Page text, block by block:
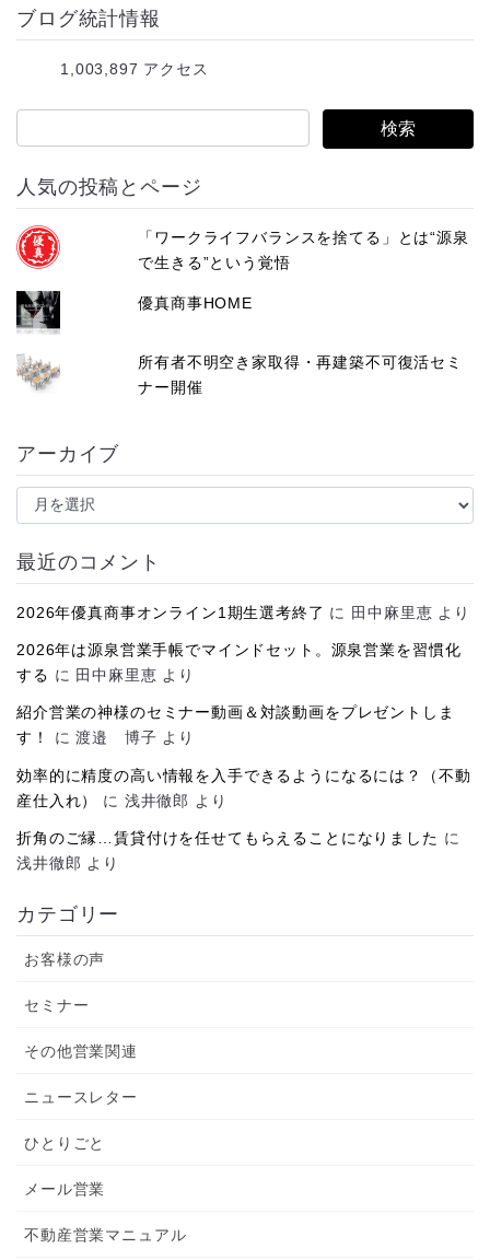
ド
ブログ統計情報
1,003,897 アクセス
人気の投稿とページ
「ワークライフバランスを捨てる」とは“源泉
で生きる”という覚悟
優真商事HOME
所有者不明空き家取得・再建築不可復活セミ
ナー開催
アーカイブ
ア
イ
ブ
最近のコメント
2026年優真商事オンライン1期生選考終了 に 田中麻里恵 より
2026年は源泉営業手帳でマインドセット。源泉営業を習慣化
する に 田中麻里恵 より
紹介営業の神様のセミナー動画＆対談動画をプレゼントしま
す！
に渡邉 博子 より
効率的に精度の高い情報を入手できるようになるには？（不動
産仕入れ）
に 浅井徹郎 より
折角のご縁…賃貸付けを任せてもらえることになりました に
浅井徹郎 より
カテゴリー
お客様の声
セミナー
その他営業関連
ニュースレター
ひとりごと
メール営業
不動産営業マニュアル